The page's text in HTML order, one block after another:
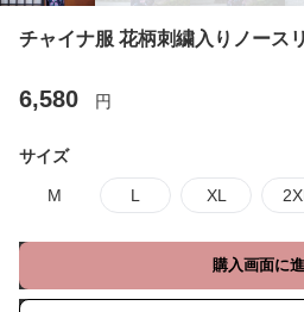
チャイナ服 花柄刺繍入りノース
6,580 円
サイズ
M L XL
購入画面に